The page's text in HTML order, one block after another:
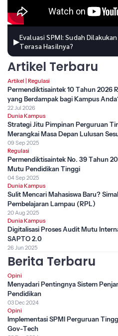
▶Evaluasi SPMI: Sudah
Terasa Hasilnya?
Artikel Terbaru
Artikel | Regulasi
Permendiktisaintek 10 Tahun 2026
yang Berdampak bagi Kampus
22 Jul 2026
Dunia Kampus
Strategi Jitu Pimpinan Perguruan
Merangkai Masa Depan Lulusan
09 Sep 2025
Regulasi
Permendiktisaintek No. 39 Tahun
Mutu Pendidikan Tinggi
04 Sep 2025
Dunia Kampus
Sulit Mencari Mahasiswa Baru?
Pembelajaran Lampau (RPL)
20 Aug 2025
Dunia Kampus
Digitalisasi Proses Audit Mutu
SAPTO 2.0
26 Jun 2025
Berita Terbaru
Opini
Menyadari Pentingnya Sistem
Pendidikan
03 Dec 2024
Opini
Implementasi SPMI Perguruan
Gov-Tech